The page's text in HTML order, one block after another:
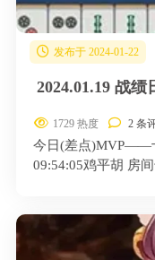
发布于 2024-01-22
2024.01.19 战绩
1729 热度 2 条
今日(差点)MVP——
09:54:05鸡平胡 房